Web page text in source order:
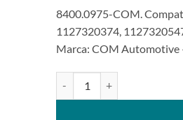
8400.0975-COM.
1127320374,
Marca: COM Automotive